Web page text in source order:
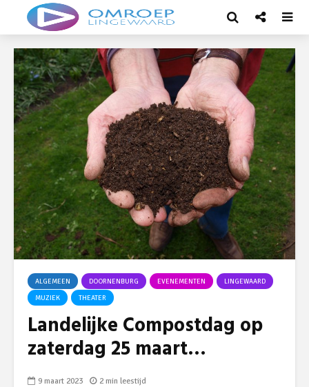
ALGEMEEN DOORNENBURG EVENEMENTEN
LINGEWAARD
MUZIEK
THEATER
Landelijke Compostdag op
zaterdag 25 maart…
9 maart 2023 2 min leestijd